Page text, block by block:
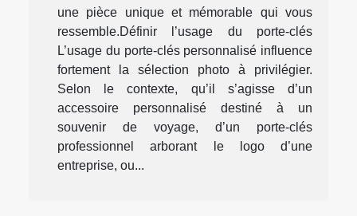
une pièce unique et mémorable qui vous
ressemble.Définir l’usage du porte-clés
L’usage du porte-clés personnalisé influence
fortement la sélection photo à privilégier.
Selon le contexte, qu’il s’agisse d’un
accessoire personnalisé destiné à un
souvenir de voyage, d’un porte-clés
professionnel arborant le logo d’une
entreprise, ou...